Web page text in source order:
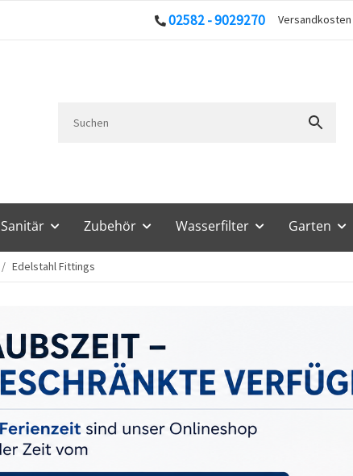
02582 - 9029270 Versandkosten
Sanitär Zubehör Wasserfilter Garten
Edelstahl Fittings